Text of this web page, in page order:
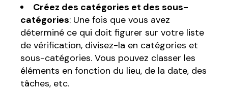
Créez des catégories et des sous-
catégories: Une fois que vous avez
déterminé ce qui doit figurer sur votre liste
de vérification, divisez-la en catégories et
sous-catégories. Vous pouvez classer les
éléments en fonction du lieu, de la date, des
tâches, etc.